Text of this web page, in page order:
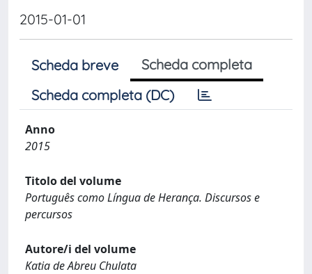
2015-01-01
Scheda breve
Scheda completa
Scheda completa (DC)
Anno
2015
Titolo del volume
Português como Língua de Herança. Discursos e
percursos
Autore/i del volume
Katia de Abreu Chulata